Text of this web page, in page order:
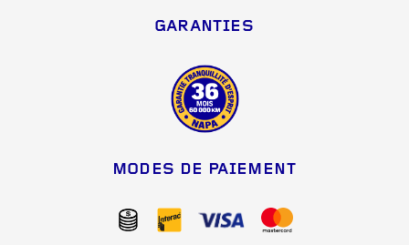
GARANTIES
MODES DE PAIEMENT